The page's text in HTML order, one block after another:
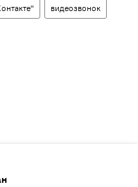
видеозвонок